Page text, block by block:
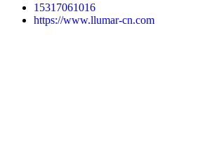
15317061016
https://www.llumar-cn.com